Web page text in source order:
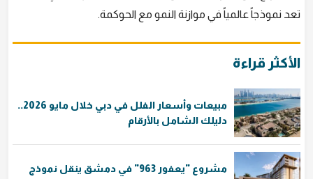
تعد نموذجاً عالمياً في موازنة النمو مع الحوكمة.
الأكثر قراءة
مبيعات وأسعار الفلل في دبي خلال مايو 2026..
دليلك الشامل بالأرقام
مشروع "يعفور 963" في دمشق ينقل نموذج